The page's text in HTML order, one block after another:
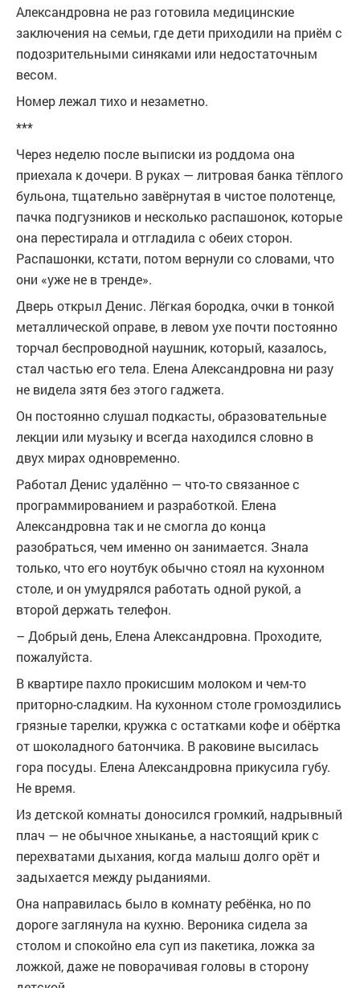
Александровна не раз готовила медицинские
заключения на семьи, где дети приходили на приём с
подозрительными синяками или недостаточным
весом.
Номер лежал тихо и незаметно.
***
Через неделю после выписки из роддома она
приехала к дочери. В руках — литровая банка тёплого
бульона, тщательно завёрнутая в чистое полотенце,
пачка подгузников и несколько распашонок, которые
она перестирала и отгладила с обеих сторон.
Распашонки, кстати, потом вернули со словами, что
они «уже не в тренде».
Дверь открыл Денис. Лёгкая бородка, очки в тонкой
металлической оправе, в левом ухе почти постоянно
торчал беспроводной наушник, который, казалось,
стал частью его тела. Елена Александровна ни разу
не видела зятя без этого гаджета.
Он постоянно слушал подкасты, образовательные
лекции или музыку и всегда находился словно в
двух мирах одновременно.
Работал Денис удалённо — что-то связанное с
программированием и разработкой. Елена
Александровна так и не смогла до конца
разобраться, чем именно он занимается. Знала
только, что его ноутбук обычно стоял на кухонном
столе, и он умудрялся работать одной рукой, а
второй держать телефон.
– Добрый день, Елена Александровна. Проходите,
пожалуйста.
В квартире пахло прокисшим молоком и чем-то
приторно-сладким. На кухонном столе громоздились
грязные тарелки, кружка с остатками кофе и обёртка
от шоколадного батончика. В раковине высилась
гора посуды. Елена Александровна прикусила губу.
Не время.
Из детской комнаты доносился громкий, надрывный
плач — не обычное хныканье, а настоящий крик с
перехватами дыхания, когда малыш долго орёт и
задыхается между рыданиями.
Она направилась было в комнату ребёнка, но по
дороге заглянула на кухню. Вероника сидела за
столом и спокойно ела суп из пакетика, ложка за
ложкой, даже не поворачивая головы в сторону